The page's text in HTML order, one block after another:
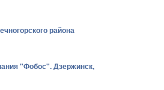
района
"Фобос". Дзержинск,